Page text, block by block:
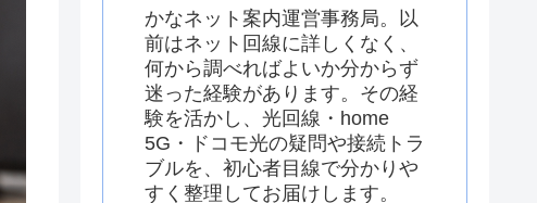
かなネット案内運営事務局。以
前はネット回線に詳しくなく、
何から調べればよいか分からず
迷った経験があります。その経
験を活かし、光回線・home
5G・ドコモ光の疑問や接続トラ
ブルを、初心者目線で分かりや
すく整理してお届けします。